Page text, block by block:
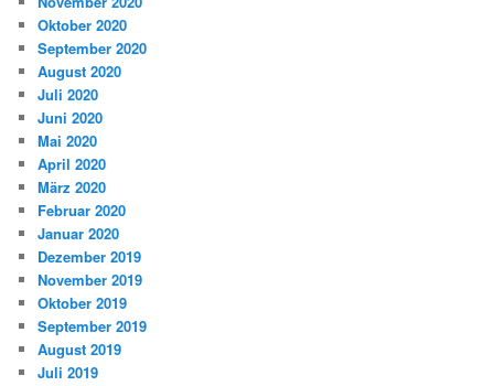
Oktober 2020
September 2020
August 2020
Juli 2020
Juni 2020
Mai 2020
April 2020
März 2020
Februar 2020
Januar 2020
Dezember 2019
November 2019
Oktober 2019
September 2019
August 2019
Juli 2019